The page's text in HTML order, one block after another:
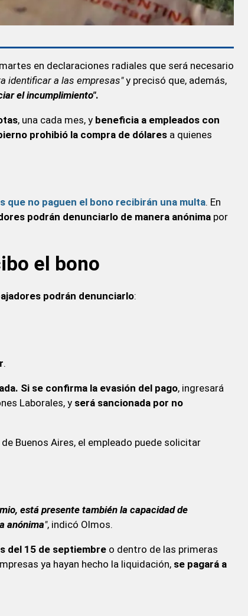
en declaraciones radiales que será necesario
identificar a las empresas"y precisó que, además,
el incumplimiento".
, una cada mes, y beneficia a empleados con
prohibió la compra de dólares a quienes
que no paguen el bono recibirán una multa. En
podrán denunciarlo de manera anónima por
el bono
podrán denunciarlo:
.
Si se confirma la evasión del pago, ingresará
Laborales, y será sancionada por no
Buenos Aires, el empleado puede solicitar
está presente también la capacidad de
anónima", indicó Olmos.
del 15 de septiembre o dentro de las primeras
ya hayan hecho la liquidación, se pagará a